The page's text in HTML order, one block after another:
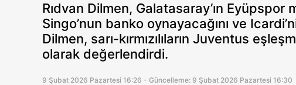
Rıdvan Dilmen, Galatasaray’ın Eyüpspor
Singo’nun banko oynayacağını ve
Dilmen, sarı-kırmızılıların Juventus
olarak değerlendirdi.
9 Şubat 2026 Pazartesi 16:26 - Güncelleme: 9 Şubat 2026 Pazartesi 16:30